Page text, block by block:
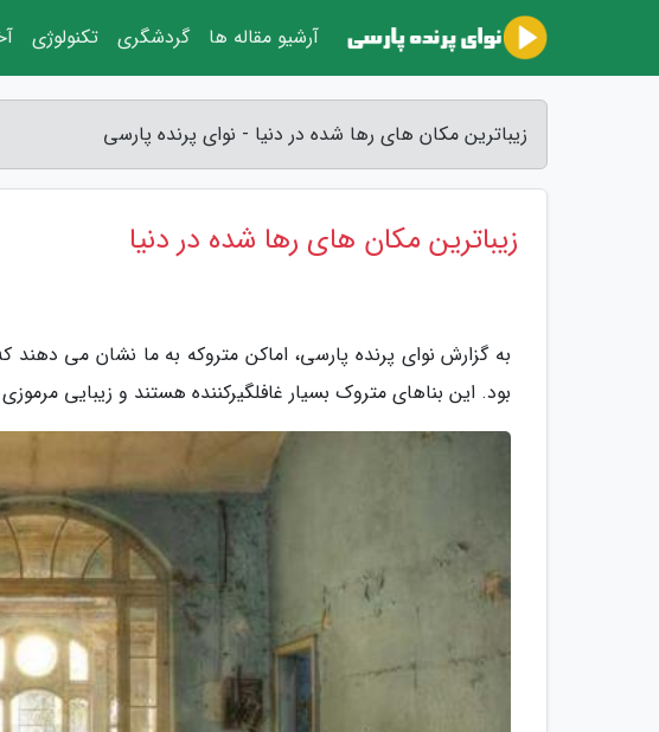
زیباترین مکان های رها شده در دنیا - نوای پرنده پارسی
زیباترین مکان های رها شده در دنیا
به گزارش نوای پرنده پارسی، اماکن متروکه به ما نشان می
بود. این بناهای متروک بسیار غافلگیرکننده هستند و زیبایی مرموزی
آرشیو مقاله ها گردشگری تکنولوژی